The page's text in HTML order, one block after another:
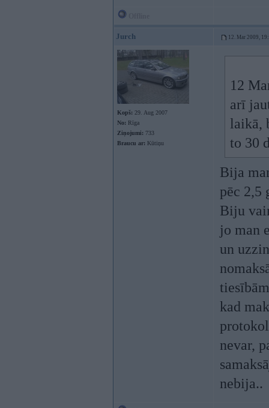
Jurch 12. Mar 2009,
Kopš: 29. Aug 2007
No: Rīga
Ziņojumi: 733
Braucu ar: Kūtiņu
12
arī
laikā,
to 30
Bija
pēc 2,5
Biju
jo man
un
kad
nevar,
nebija..